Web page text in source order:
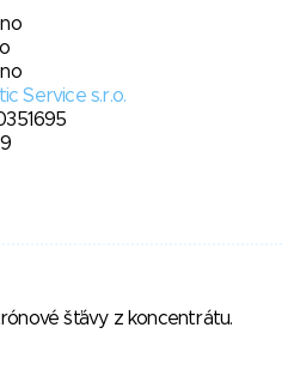
Service s.r.o.
šťávy z koncentrátu.